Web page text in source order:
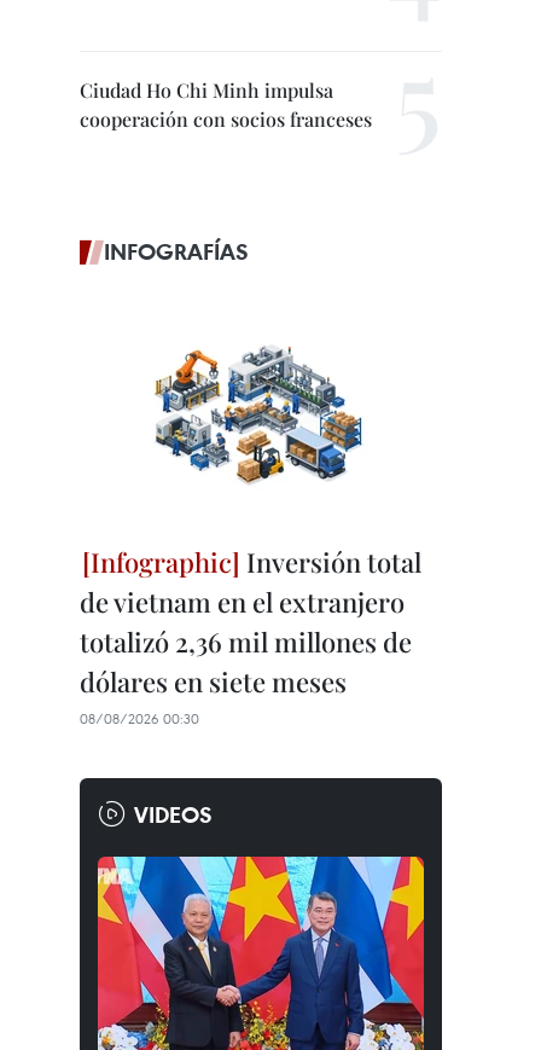
Ciudad Ho Chi Minh impulsa
cooperación con socios franceses
INFOGRAFÍAS
Inversión total
de vietnam en el extranjero
totalizó 2,36 mil millones de
dólares en siete meses
08/08/2026 00:30
VIDEOS